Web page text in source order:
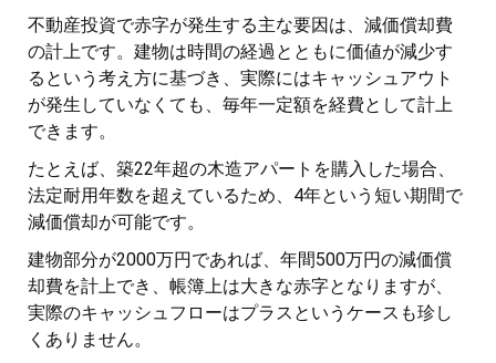
不動産投資で赤字が発生する主な要因は、減価償却費
の計上です。建物は時間の経過とともに価値が減少す
るという考え方に基づき、実際にはキャッシュアウト
が発生していなくても、毎年一定額を経費として計上
できます。
たとえば、築22年超の木造アパートを購入した場合、
法定耐用年数を超えているため、4年という短い期間で
減価償却が可能です。
建物部分が2000万円であれば、年間500万円の減価償
却費を計上でき、帳簿上は大きな赤字となりますが、
実際のキャッシュフローはプラスというケースも珍し
くありません。